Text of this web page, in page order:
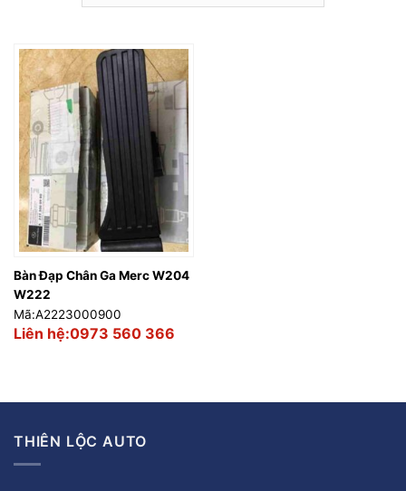
Bàn Đạp Chân Ga Merc W204
W222
Mã:A2223000900
Liên hệ:0973 560 366
THIÊN LỘC AUTO